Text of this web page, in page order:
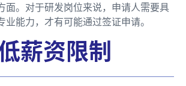
面。对于研发岗位来说，申请人需要具
业能力，才有可能通过签证申请。
薪资限制